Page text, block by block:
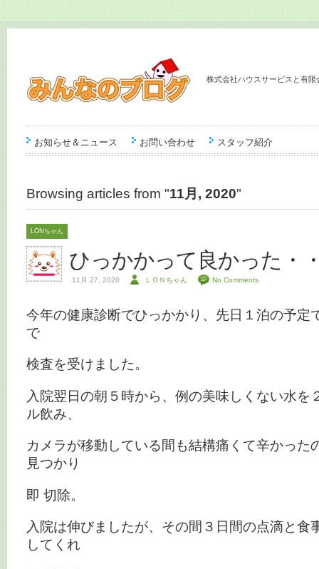
株式会社ハウスサービスと有
お知らせ＆ニュース お問い合わせ スタッフ紹介
Browsing articles from "11月, 2020"
LONちゃん
ひっかかって良かった・
11月 27, 2020 ＬＯＮちゃん No Comments
今年の健康診断でひっかかり、先日１泊の予定
で
検査を受けました。
入院翌日の朝５時から、例の美味しくない水を
ル飲み、
カメラが移動している間も結構痛くて辛かった
見つかり
即 切除。
入院は伸びましたが、その間３日間の点滴と食
してくれ